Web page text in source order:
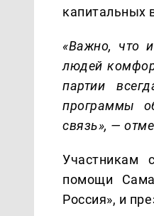
капитальных
«Важно, что
людей
партии
программы
связь», —
Участникам
помощи
Россия», и